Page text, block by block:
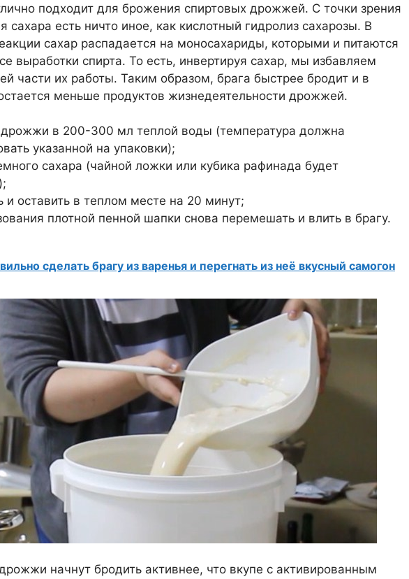
подходит для брожения спиртовых дрожжей. С точки зрения
сахара есть ничто иное, как кислотный гидролиз сахарозы. В
сахар распадается на моносахариды, которыми и питаются
выработки спирта. То есть, инвертируя сахар, мы избавляем
части их работы. Таким образом, брага быстрее бродит и в
меньше продуктов жизнедеятельности дрожжей.
дрожжи в 200-300 мл теплой воды (температура должна
указанной на упаковки);
сахара (чайной ложки или кубика рафинада будет
и оставить в теплом месте на 20 минут;
плотной пенной шапки снова перемешать и влить в брагу.
сделать брагу из варенья и перегнать из неё вкусный самогон
начнут бродить активнее, что вкупе с активированным